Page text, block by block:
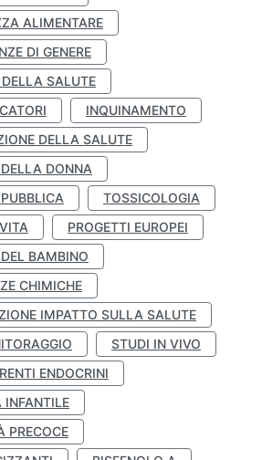
ALIMENTARE
DI GENERE
SALUTE
INQUINAMENTO
DELLA SALUTE
DONNA
TOSSICOLOGIA
PROGETTI EUROPEI
BAMBINO
CHIMICHE
IMPATTO SULLA SALUTE
STUDI IN VIVO
ENDOCRINI
INFANTILE
PRECOCE